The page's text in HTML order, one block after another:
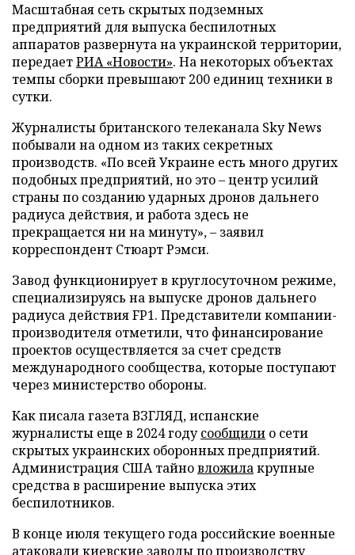
Масштабная сеть скрытых подземных
предприятий для выпуска беспилотных
аппаратов развернута на украинской территории,
передаетРИА «Новости». На некоторых объектах
темпы сборки превышают 200 единиц техники в
сутки.
Журналисты британского телеканала Sky News
побывали на одном из таких секретных
производств. «По всей Украине есть много других
подобных предприятий, но это – центр усилий
страны по созданию ударных дронов дальнего
радиуса действия, и работа здесь не
прекращается ни на минуту», – заявил
корреспондент Стюарт Рэмси.
Завод функционирует в круглосуточном режиме,
специализируясь на выпуске дронов дальнего
радиуса действия FP1. Представители компании-
производителя отметили, что финансирование
проектов осуществляется за счет средств
международного сообщества, которые поступают
через министерство обороны.
Как писала газета ВЗГЛЯД, испанские
журналисты еще в 2024 годусообщили о сети
скрытых украинских оборонных предприятий.
Администрация США тайновложилакрупные
средства в расширение выпуска этих
беспилотников.
В конце июля текущего года российские военные
атаковаликиевские заводы по производству